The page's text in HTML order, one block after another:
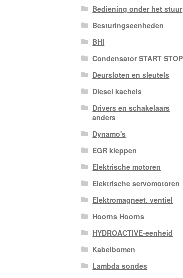
Bediening onder het stuur
Besturingseenheden
BHI
Condensator START STOP
Deursloten en sleutels
Diesel kachels
Drivers en schakelaars
anders
Dynamo's
EGR kleppen
Elektrische motoren
Elektrische servomotoren
Elektromagneet. ventiel
Hoorns Hoorns
HYDROACTIVE-eenheid
Kabelbomen
Lambda sondes